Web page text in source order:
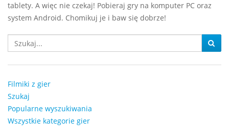
tablety. A więc nie czekaj! Pobieraj gry na komputer PC oraz
system Android. Chomikuj je i baw się dobrze!
Filmiki z gier
Szukaj
Popularne wyszukiwania
Wszystkie kategorie gier